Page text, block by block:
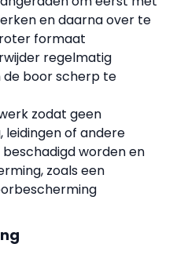
en daarna over te
formaat
regelmatig
boor scherp te
zodat geen
of andere
worden en
zoals een